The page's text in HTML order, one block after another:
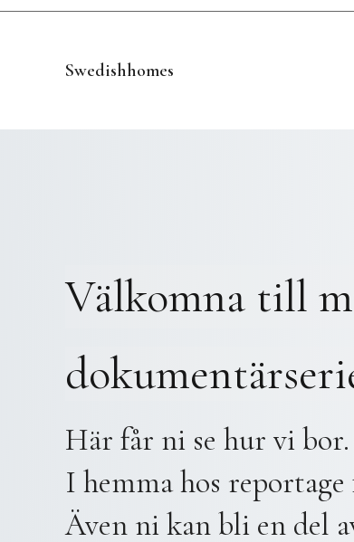
Hoppa
Swedishhomes
Välkomna till
Här får ni se hur vi bor.
I hemma hos
Även ni kan bli en del